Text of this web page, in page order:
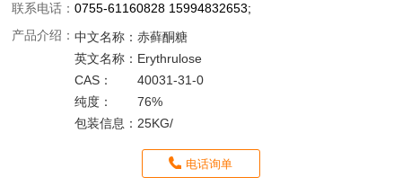
联系电话：0755-61160828 15994832653;
产品介绍：中文名称：赤藓酮糖
英文名称： Erythrulose
CAS：
40031-31-0
纯度：
76%
包装信息： 25KG/
电话询单